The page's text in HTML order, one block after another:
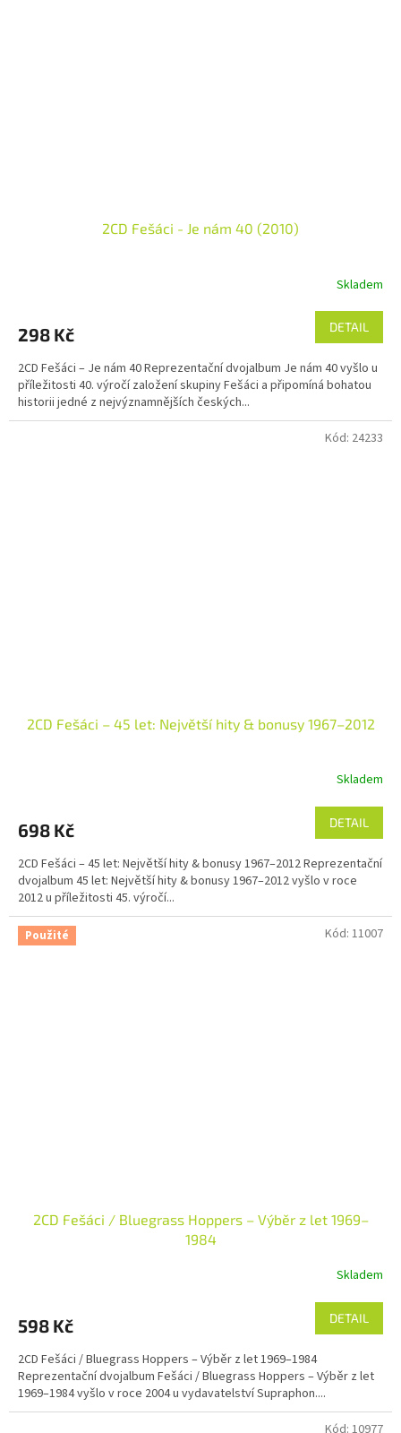
2CD Fešáci - Je nám 40 (2010)
Skladem
298 Kč DETAIL
2CD Fešáci – Je nám 40 Reprezentační dvojalbum Je nám 40 vyšlo u
příležitosti 40. výročí založení skupiny Fešáci a připomíná bohatou
historii jedné z nejvýznamnějších českých...
2CD Fešáci – 45 let: Největší hity & bonusy 1967–2012
Skladem
698 Kč DETAIL
2CD Fešáci – 45 let: Největší hity & bonusy 1967–2012 Reprezentační
dvojalbum 45 let: Největší hity & bonusy 1967–2012 vyšlo v roce
2012 u příležitosti 45. výročí...
Kód: 24233
Použité
2CD Fešáci / Bluegrass Hoppers – Výběr z let 1969–
1984
Skladem
598 Kč DETAIL
2CD Fešáci / Bluegrass Hoppers – Výběr z let 1969–1984
Reprezentační dvojalbum Fešáci / Bluegrass Hoppers – Výběr z let
1969–1984 vyšlo v roce 2004 u vydavatelství Supraphon....
Kód: 11007
Kód: 10977